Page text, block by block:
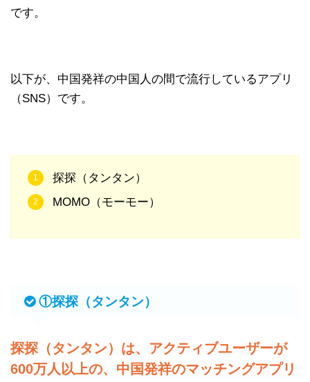
です。
以下が、中国発祥の中国人の間で流行しているアプリ
（SNS）です。
探探（タンタン）
MOMO（モーモー）
①探探（タンタン）
探探（タンタン）は、アクティブユーザーが
600万人以上の、中国発祥のマッチングアプリ